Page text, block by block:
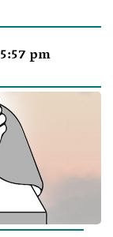
5:57 pm